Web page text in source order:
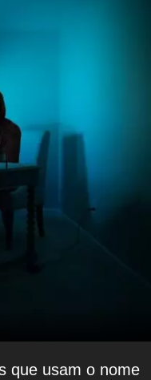
que usam o nome